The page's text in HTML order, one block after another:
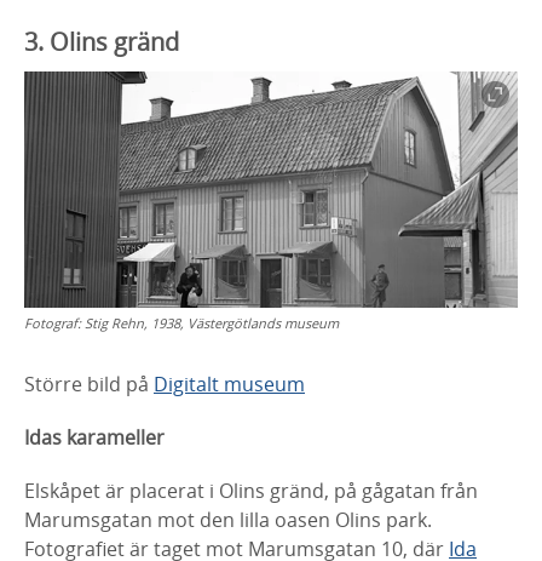
3. Olins gränd
Fotograf:Stig Rehn, 1938, Västergötlands museum
Större bild på Digitalt museum
Idas karameller
Elskåpet är placerat i Olins gränd, på gågatan från
Marumsgatan mot den lilla oasen Olins park.
Fotografiet ärtaget mot Marumsgatan 10, där Ida